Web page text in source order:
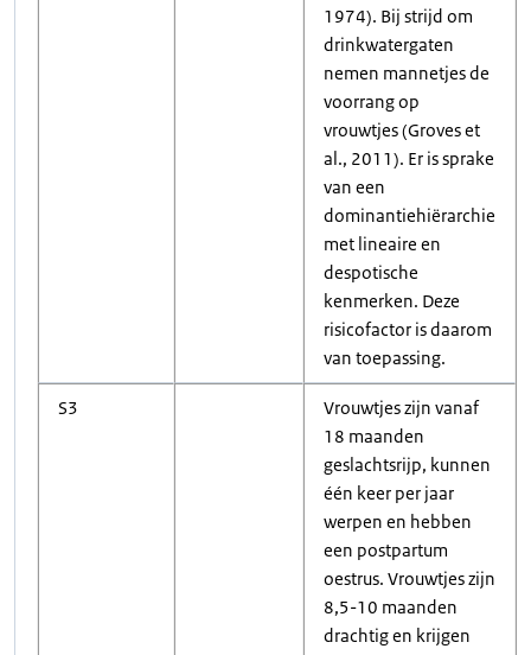
1974). Bij strijd om
drinkwatergaten
nemen mannetjes de
voorrang op
vrouwtjes (Groves et
al., 2011). Er is sprake
van een
dominantiehiërarchie
met lineaire en
despotische
kenmerken. Deze
risicofactor is daarom
van toepassing.
S3
Vrouwtjes zijn vanaf
18 maanden
geslachtsrijp, kunnen
één keer per jaar
werpen en hebben
een postpartum
oestrus. Vrouwtjes zijn
8,5-10 maanden
drachtig en krijgen